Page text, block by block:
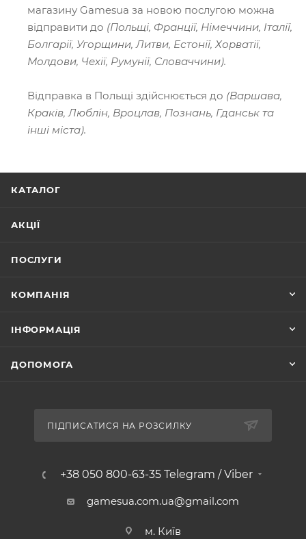
магазину Gamesua за новою послугою можна
відправити до (Польщі, Франції, Німеччини, Італії,
Болгарії, Угорщини, Литви, Естонії, Хорватії,
Молдови, Чехії, Румунії, Словаччини).
Відправка в Польщі здійснюється до (Варшава,
Краків, Люблін, Вроцлав, Познань, Гданськ та
інші міста).
КАТАЛОГ
АКЦІЇ
ПОСЛУГИ
КОМПАНІЯ
ІНФОРМАЦІЯ
ДОПОМОГА
ПІДПИСАТИСЯ НА РОЗСИЛКУ
+38 050 800-63-35 Telegram / Viber
gamesua.com.ua@gmail.com
м. Київ